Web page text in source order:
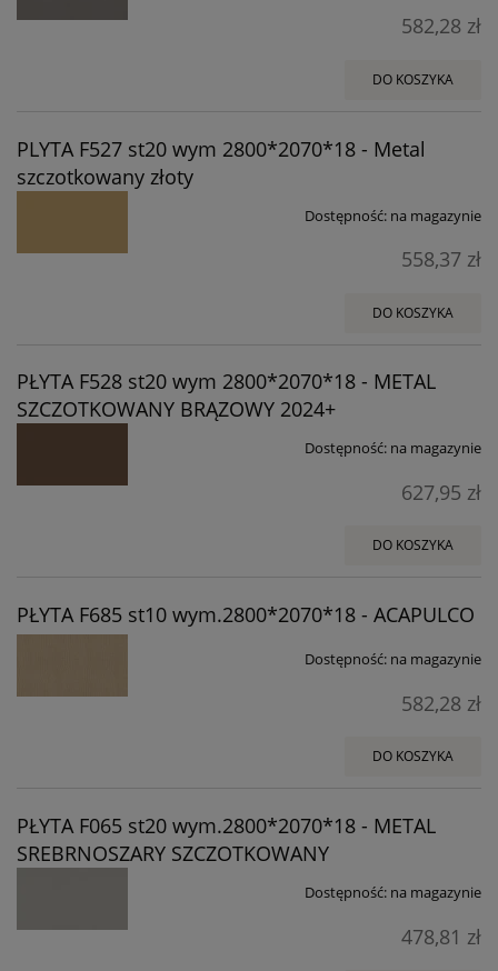
582,28 zł
DO KOSZYKA
PLYTA F527 st20 wym 2800*2070*18 - Metal
szczotkowany złoty
Dostępność: na magazynie
558,37 zł
DO KOSZYKA
PŁYTA F528 st20 wym 2800*2070*18 - METAL
SZCZOTKOWANY BRĄZOWY 2024+
Dostępność: na magazynie
627,95 zł
DO KOSZYKA
PŁYTA F685 st10 wym.2800*2070*18 - ACAPULCO
Dostępność: na magazynie
582,28 zł
DO KOSZYKA
PŁYTA F065 st20 wym.2800*2070*18 - METAL
SREBRNOSZARY SZCZOTKOWANY
Dostępność: na magazynie
478,81 zł